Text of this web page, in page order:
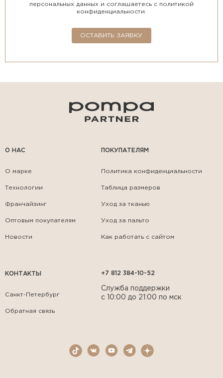
О НАС
О марке
Технологии
Франчайзинг
Оптовым покупателям
Новости
ПОКУПАТЕЛЯМ
Политика конфиденциальности
Таблица размеров
Уход за тканью
Уход за пальто
Как работать с сайтом
КОНТАКТЫ
Санкт-Петербург
Обратная связь
персональных данных и соглашаетесь с политикой
конфиденциальности.
ОСТАВИТЬ ЗАЯВКУ
+7 812 384-10-52
Служба поддержки
с 10:00 до 21:00 по мск